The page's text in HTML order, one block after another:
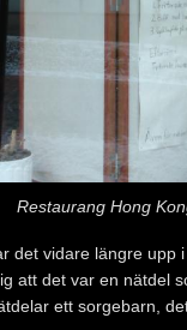
Restaurang Hong
det vidare längre
att det var en nätdel
ett sorgebarn,